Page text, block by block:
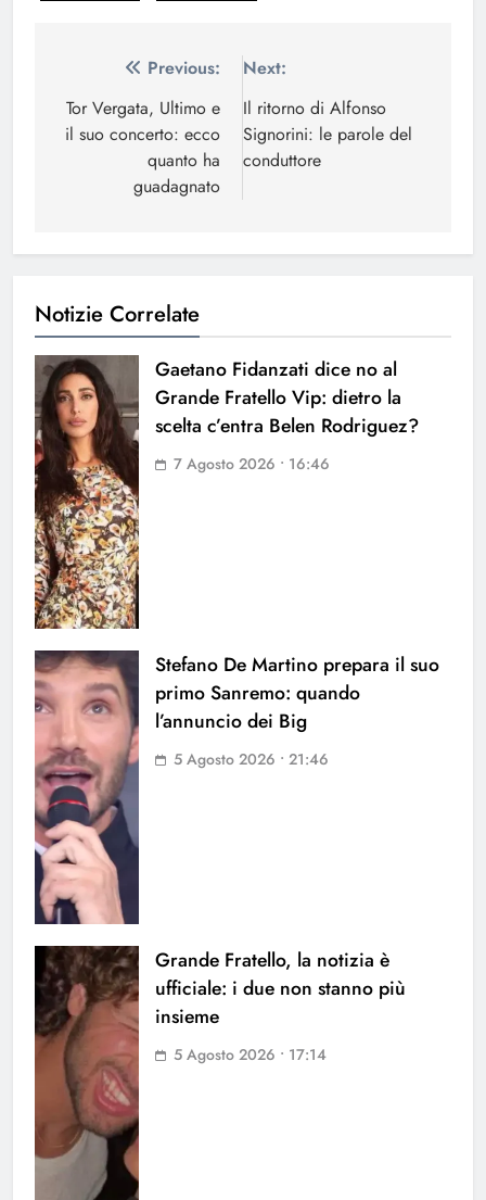
Navigazione
articoli
Previous:
Tor Vergata, Ultimo e
il suo concerto: ecco
quanto ha
guadagnato
Next:
Il ritorno di Alfonso
Signorini: le parole del
conduttore
Notizie Correlate
Gaetano Fidanzati dice no al
Grande Fratello Vip: dietro la
scelta c’entra Belen Rodriguez?
7 Agosto 2026 • 16:46
Stefano De Martino prepara il suo
primo Sanremo: quando
l’annuncio dei Big
5 Agosto 2026 • 21:46
Grande Fratello, la notizia è
ufficiale: i due non stanno più
insieme
5 Agosto 2026 • 17:14